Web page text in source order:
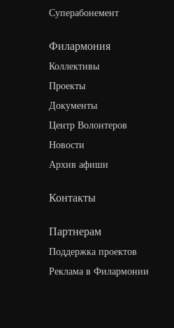
Суперабонемент
Филармония
Коллективы
Проекты
Документы
Центр Волонтеров
Новости
Архив афиши
Контакты
Партнерам
Поддержка проектов
Реклама в Филармонии